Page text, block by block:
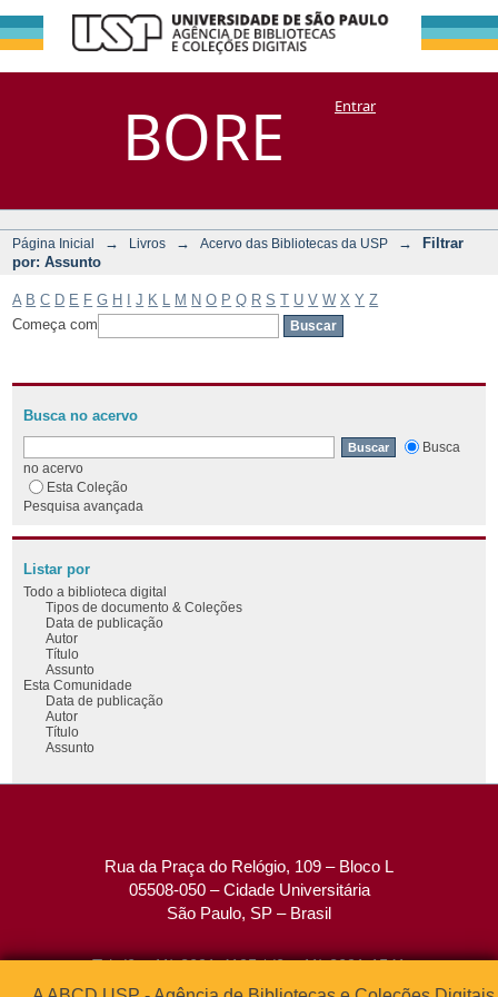
BORE
Filtrar por:
Assunto
DSpace/Manakin + CoriscoEntrar
Página Inicial → Livros → Acervo das Bibliotecas da USP →
Filtrar
por: Assunto
A B C D E F G H J K M N O P Q R S T U V W X Y Z
Começa com
Busca no acervo
Busca
no acervo
Esta Coleção
Pesquisa avançada
Listar por
Todo a biblioteca digital
Tipos de documento & Coleções
Data de publicação
Autor
Título
Assunto
Esta Comunidade
Data de publicação
Autor
Título
Assunto
Rua da Praça do Relógio, 109 – Bloco L
05508-050 – Cidade Universitária
São Paulo, SP – Brasil
Tel: (0xx11) 3091-4195 / (0xx11) 3091-1541
Fax: (0xx11) 3091-1567